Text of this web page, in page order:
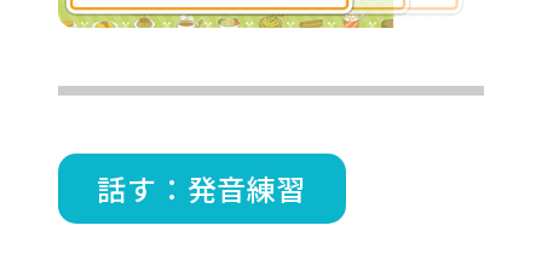
話す：発音練習